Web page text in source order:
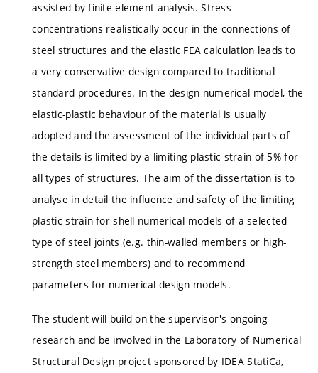
assisted by finite element analysis. Stress
concentrations realistically occur in the connections of
steel structures and the elastic FEA calculation leads to
a very conservative design compared to traditional
standard procedures. In the design numerical model, the
elastic-plastic behaviour of the material is usually
adopted and the assessment of the individual parts of
the details is limited by a limiting plastic strain of 5% for
all types of structures. The aim of the dissertation is to
analyse in detail the influence and safety of the limiting
plastic strain for shell numerical models of a selected
type of steel joints (e.g. thin-walled members or high-
strength steel members) and to recommend
parameters for numerical design models.
The student will build on the supervisor's ongoing
research and be involved in the Laboratory of Numerical
Structural Design project sponsored by IDEA StatiCa,